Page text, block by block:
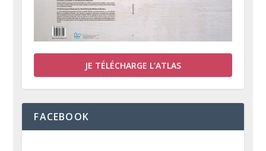
JE TÉLÉCHARGE L’ATLAS
FACEBOOK